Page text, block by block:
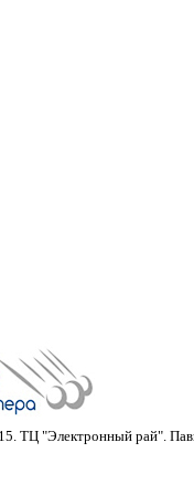
ТЦ "Электронный рай".